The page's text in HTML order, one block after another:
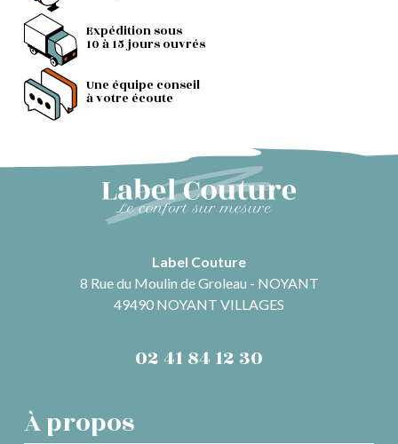
Expédition sous
10 à 15 jours ouvrés
Une équipe conseil
à votre écoute
Label Couture
8 Rue du Moulin de Groleau - NOYANT
49490 NOYANT VILLAGES
02 41 84 12 30
À propos